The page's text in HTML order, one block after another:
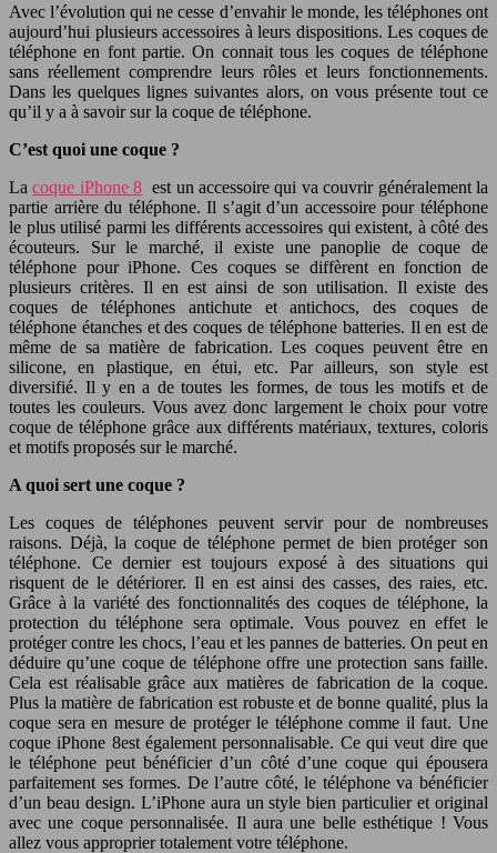
Avec l’évolution qui ne cesse d’envahir le monde, les téléphones ont
aujourd’hui plusieurs accessoires à leurs dispositions. Les coques de
téléphone en font partie. On connait tous les coques de téléphone
sans réellement comprendre leurs rôles et leurs fonctionnements.
Dans les quelques lignes suivantes alors, on vous présente tout ce
qu’il y a à savoir sur la coque de téléphone.
C’est quoi une coque ?
Lacoque iPhone 8 est un accessoire qui va couvrir généralement la
partie arrière du téléphone. Il s’agit d’un accessoire pour téléphone
le plus utilisé parmi les différents accessoires qui existent, à côté des
écouteurs. Sur le marché, il existe une panoplie de coque de
téléphone pour iPhone. Ces coques se diffèrent en fonction de
plusieurs critères. Il en est ainsi de son utilisation. Il existe des
coques de téléphones antichute et antichocs, des coques de
téléphone étanches et des coques de téléphone batteries. Il en est de
même de sa matière de fabrication. Les coques peuvent être en
silicone, en plastique, en étui, etc. Par ailleurs, son style est
diversifié. Il y en a de toutes les formes, de tous les motifs et de
toutes les couleurs. Vous avez donc largement le choix pour votre
coque de téléphone grâce aux différents matériaux, textures, coloris
et motifs proposés sur le marché.
A quoi sert une coque ?
Les coques de téléphones peuvent servir pour de nombreuses
raisons. Déjà, la coque de téléphone permet de bien protéger son
téléphone. Ce dernier est toujours exposé à des situations qui
risquent de le détériorer. Il en est ainsi des casses, des raies, etc.
Grâce à la variété des fonctionnalités des coques de téléphone, la
protection du téléphone sera optimale. Vous pouvez en effet le
protéger contre les chocs, l’eau et les pannes de batteries. On peut en
déduire qu’une coque de téléphone offre une protection sans faille.
Cela est réalisable grâce aux matières de fabrication de la coque.
Plus la matière de fabrication est robuste et de bonne qualité, plus la
coque sera en mesure de protéger le téléphone comme il faut. Une
coque iPhone 8est également personnalisable. Ce qui veut dire que
le téléphone peut bénéficier d’un côté d’une coque qui épousera
parfaitement ses formes. De l’autre côté, le téléphone va bénéficier
d’un beau design. L’iPhone aura un style bien particulier et original
avec une coque personnalisée. Il aura une belle esthétique ! Vous
allez vous approprier totalement votre téléphone.